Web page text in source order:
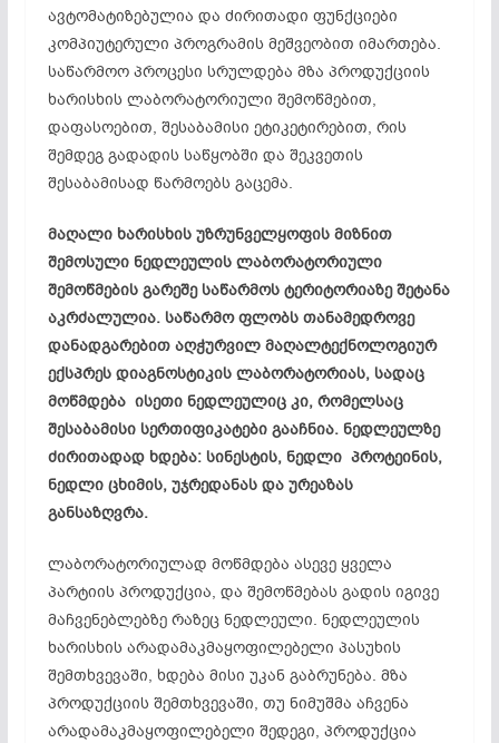
ავტომატიზებულია და ძირითადი ფუნქციები
კომპიუტერული პროგრამის მეშვეობით იმართება.
საწარმოო პროცესი სრულდება მზა პროდუქციის
ხარისხის ლაბორატორიული შემოწმებით,
დაფასოებით, შესაბამისი ეტიკეტირებით, რის
შემდეგ გადადის საწყობში და შეკვეთის
შესაბამისად წარმოებს გაცემა.
მაღალი ხარისხის უზრუნველყოფის მიზნით
შემოსული ნედლეულის ლაბორატორიული
შემოწმების გარეშე საწარმოს ტერიტორიაზე შეტანა
აკრძალულია. საწარმო ფლობს თანამედროვე
დანადგარებით აღჭურვილ მაღალტექნოლოგიურ
ექსპრეს დიაგნოსტიკის ლაბორატორიას, სადაც
მოწმდება ისეთი ნედლეულიც კი, რომელსაც
შესაბამისი სერთიფიკატები გააჩნია. ნედლეულზე
ძირითადად ხდება: სინესტის, ნედლი პროტეინის,
ნედლი ცხიმის, უჯრედანას და ურეაზას
განსაზღვრა.
ლაბორატორიულად მოწმდება ასევე ყველა
პარტიის პროდუქცია, და შემოწმებას გადის იგივე
მაჩვენებლებზე რაზეც ნედლეული. ნედლეულის
ხარისხის არადამაკმაყოფილებელი პასუხის
შემთხვევაში, ხდება მისი უკან გაბრუნება. მზა
პროდუქციის შემთხვევაში, თუ ნიმუშმა აჩვენა
არადამაკმაყოფილებელი შედეგი, პროდუქცია